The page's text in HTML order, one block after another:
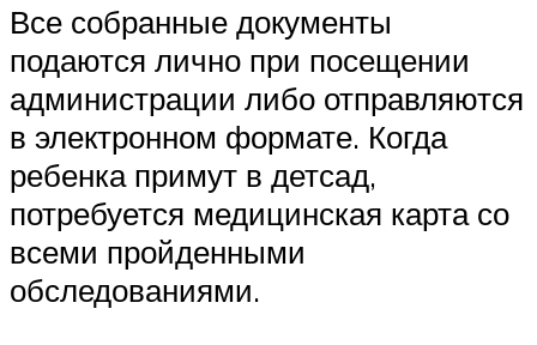
Все собранные документы
подаются лично при посещении
администрации либо отправляются
в электронном формате. Когда
ребенка примут в детсад,
потребуется медицинская карта со
всеми пройденными
обследованиями.